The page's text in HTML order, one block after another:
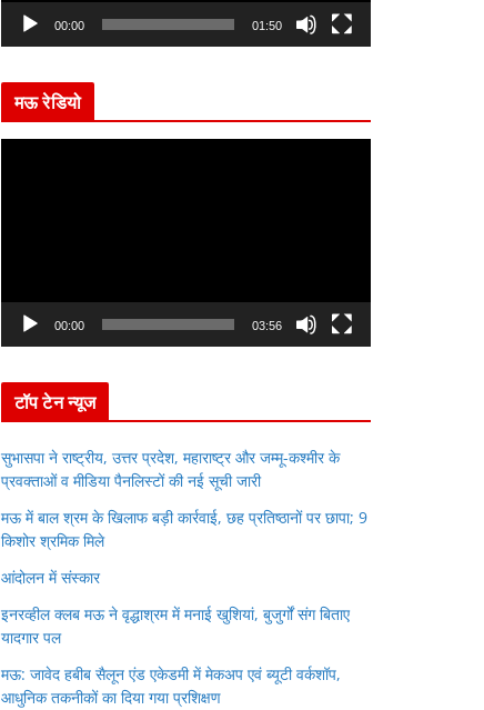
a
r
00:00 01:50
मऊ रेडियो
a
r
00:00 03:56
टॉप टेन न्यूज
सुभासपा ने राष्ट्रीय, उत्तर प्रदेश, महाराष्ट्र और जम्मू-कश्मीर के
प्रवक्ताओं व मीडिया पैनलिस्टों की नई सूची जारी
मऊ में बाल श्रम के खिलाफ बड़ी कार्रवाई, छह प्रतिष्ठानों पर छापा; 9
किशोर श्रमिक मिले
आंदोलन में संस्कार
इनरव्हील क्लब मऊ ने वृद्धाश्रम में मनाई खुशियां, बुजुर्गों संग बिताए
यादगार पल
मऊ: जावेद हबीब सैलून एंड एकेडमी में मेकअप एवं ब्यूटी वर्कशॉप,
आधुनिक तकनीकों का दिया गया प्रशिक्षण